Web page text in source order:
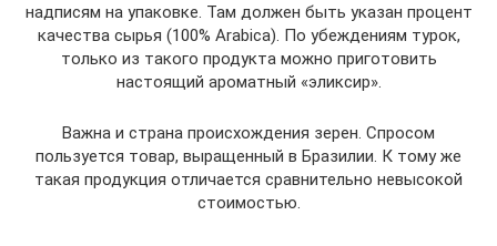
надписям на упаковке. Там должен быть указан процент
качества сырья (100% Arabica). По убеждениям турок,
только из такого продукта можно приготовить
настоящий ароматный «эликсир».
Важна и страна происхождения зерен. Спросом
пользуется товар, выращенный в Бразилии. К тому же
такая продукция отличается сравнительно невысокой
стоимостью.